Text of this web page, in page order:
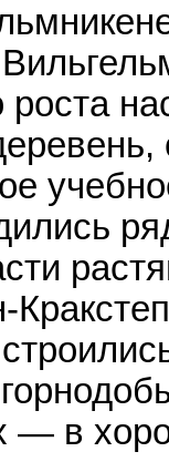
роста
— в